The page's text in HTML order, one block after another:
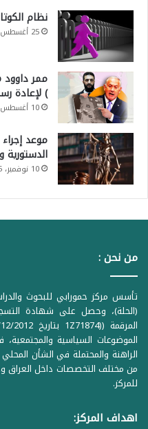
نظام
25 أغسطس، 2025
) لإعادة
10 أغسطس، 2025
موعد
الدستورية
10 نوفمبر، 2025
من نحن :
(الحلة)، وحصل على شهادة
الموضوعات السياسية
الراهنة والمحتملة في الشأن
من مختلف التخصصات داخل العراق
للمركز.
اهداف المركز: